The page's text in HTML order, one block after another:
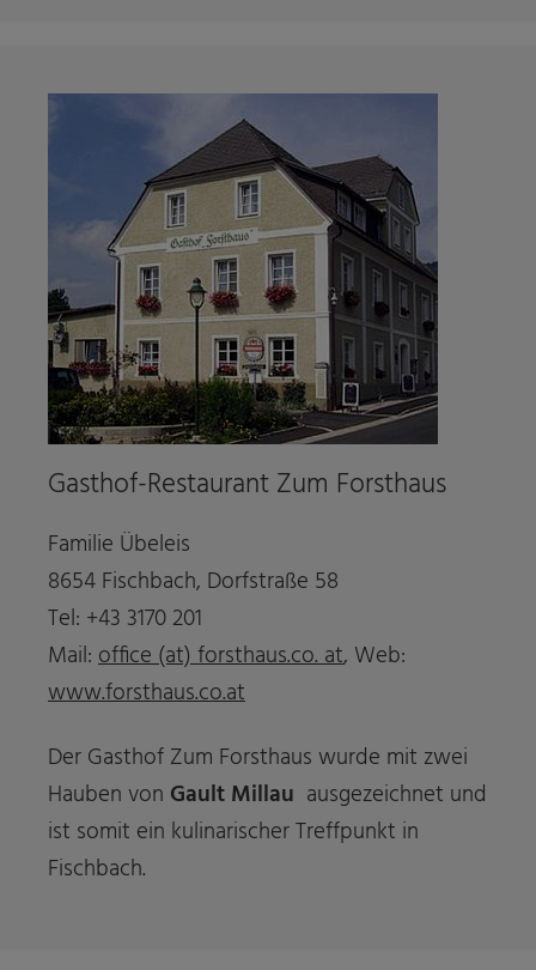
Gasthof-Restaurant Zum Forsthaus
Familie Übeleis
8654 Fischbach, Dorfstraße 58
Tel: +43 3170 201
Mail: office (at) forsthaus.co. at, Web:
www.forsthaus.co.at
Der Gasthof Zum Forsthaus wurde mit zwei
Hauben von Gault Millau ausgezeichnet und
ist somit ein kulinarischer Treffpunkt in
Fischbach.